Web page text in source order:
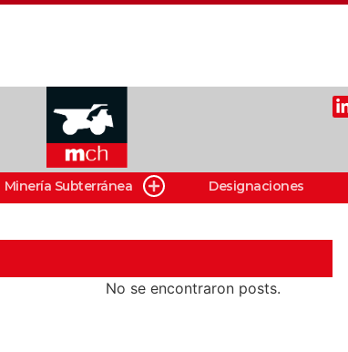
Minería Subterránea Designaciones
No se encontraron posts.